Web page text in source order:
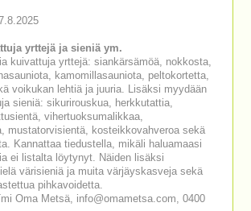
yrttejä ja sieniä ym.
kuivattuja yrttejä: siankärsämöä, nokkosta,
kamomillasauniota, peltokortetta,
voikukan lehtiä ja juuria. Lisäksi myydään
sieniä: sikurirouskua, herkkutattia,
vihertuoksumalikkaa,
mustatorvisientä, kosteikkovahveroa sekä
Kannattaa tiedustella, mikäli haluamaasi
ei listalta löytynyt. Näiden lisäksi
värisieniä ja muita värjäyskasveja sekä
pihkavoidetta.
Oma Metsä, info@omametsa.com, 0400